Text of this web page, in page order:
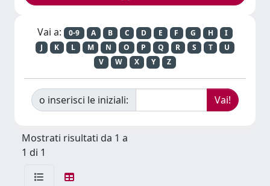
Vai a: 0-9 A B C D E F G H
I
J
K L M N O P Q R S T
U
V
W X Y Z
o inserisci le iniziali:
Mostrati risultati da 1 a
1 di 1